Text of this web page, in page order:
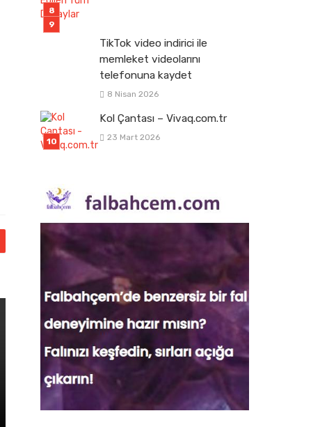
TikTok video indirici ile
memleket videolarını
telefonuna kaydet
8 Nisan 2026
Kol Çantası – Vivaq.com.tr
23 Mart 2026